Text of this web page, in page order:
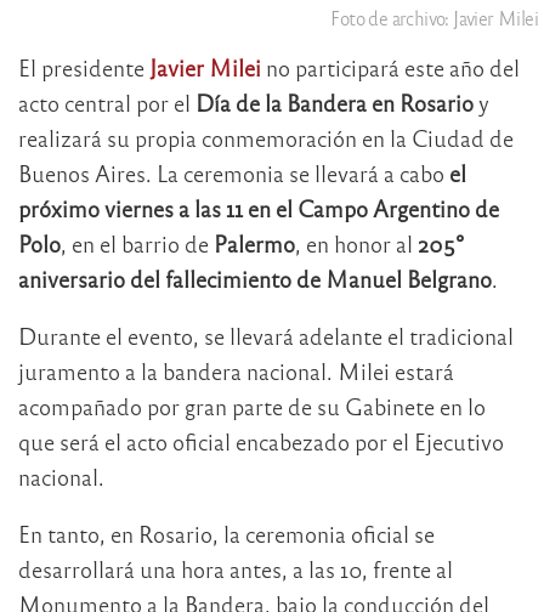
Foto de archivo: Javier Milei
El presidente Javier Milei no participará este año del
acto central por el Día de la Bandera en Rosarioy
realizará su propia conmemoración en la Ciudad de
Buenos Aires. La ceremonia se llevará a cabo el
próximo viernes a las 11 en el Campo Argentino de
Polo, en el barrio de Palermo, en honor al 205°
aniversario del fallecimiento de Manuel Belgrano.
Durante el evento, se llevará adelante el tradicional
juramento a la bandera nacional. Milei estará
acompañado por gran parte de su Gabinete en lo
que será el acto oficial encabezado por el Ejecutivo
nacional.
En tanto, en Rosario, la ceremonia oficial se
desarrollará una hora antes, a las 10, frente al
Monumento a la Bandera, bajo la conducción del